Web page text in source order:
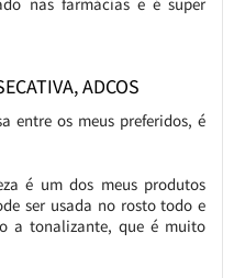
nas farmácias e é super
ADCOS
entre os meus preferidos, é
é um dos meus produtos
ser usada no rosto todo e
a tonalizante, que é muito